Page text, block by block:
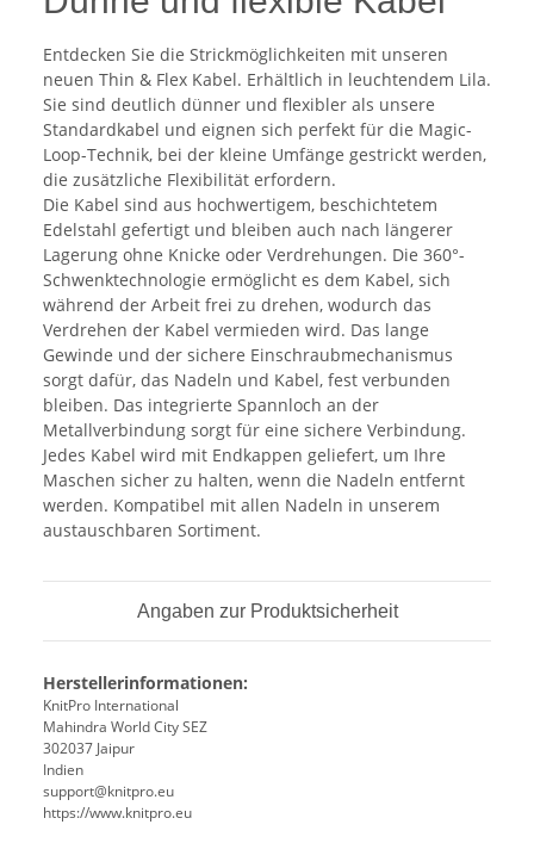
Entdecken Sie die Strickmöglichkeiten mit unseren
neuen Thin & Flex Kabel. Erhältlich in leuchtendem Lila.
Sie sind deutlich dünner und flexibler als unsere
Standardkabel und eignen sich perfekt für die Magic-
Loop-Technik, bei der kleine Umfänge gestrickt werden,
die zusätzliche Flexibilität erfordern.
Die Kabel sind aus hochwertigem, beschichtetem
Edelstahl gefertigt und bleiben auch nach längerer
Lagerung ohne Knicke oder Verdrehungen. Die 360°-
Schwenktechnologie ermöglicht es dem Kabel, sich
während der Arbeit frei zu drehen, wodurch das
Verdrehen der Kabel vermieden wird. Das lange
Gewinde und der sichere Einschraubmechanismus
sorgt dafür, das Nadeln und Kabel, fest verbunden
bleiben. Das integrierte Spannloch an der
Metallverbindung sorgt für eine sichere Verbindung.
Jedes Kabel wird mit Endkappen geliefert, um Ihre
Maschen sicher zu halten, wenn die Nadeln entfernt
werden. Kompatibel mit allen Nadeln in unserem
austauschbaren Sortiment.
Angaben zur Produktsicherheit
Herstellerinformationen:
KnitPro International
Mahindra World City SEZ
302037 Jaipur
Indien
support@knitpro.eu
https://www.knitpro.eu